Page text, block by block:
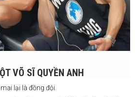
tôi bước thêm một bước trên con đường
với võ sĩ người Úc này, nhưng điều đó
đây tôi đã từng thi đấu ở hạng cân đó.
đấu này, tôi cũng đã có
khác được lên lịch tại
VÕ SĨ QUYỀN ANH
lại là đồng đội.